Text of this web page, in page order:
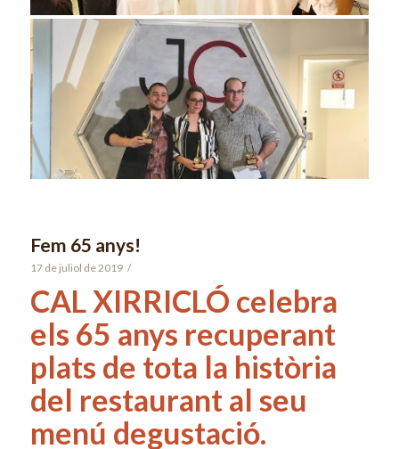
Fem 65 anys!
17 de juliol de 2019 /
CAL XIRRICLÓ celebra
els 65 anys recuperant
plats de tota la història
del restaurant al seu
menú degustació.